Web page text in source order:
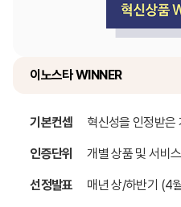
이노스타 WINNER
기본컨셉 혁신성을 인정받은
인증단위 개별 상품 및 서비스
선정발표 매년 상/하반기 (4